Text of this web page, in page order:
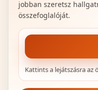
jobban szeretsz
összefoglalóját.
Kattints a lejátszásra az